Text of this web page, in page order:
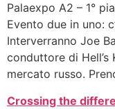
Palaexpo A2 – 1°
Evento due in uno:
Interverranno Joe
conduttore di
mercato russo.
Crossing the